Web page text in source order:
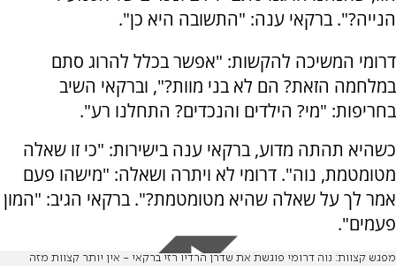
הנייה?". ברקאי ענה: "התשובה היא כן".
דרומי המשיכה להקשות: "אפשר בכלל להרוג סתם
במלחמה הזאת? הם לא בני מוות?", וברקאי השיב
בחריפות: "מי? הילדים והנכדים? התחלנו רע".
כשהיא תהתה מדוע, ברקאי ענה בישירות: "כי זו שאלה
מטומטמת, נוה". דרומי לא ויתרה ושאלה: "מישהו פעם
אמר לך על שאלה שהיא מטומטמת?". ברקאי הגיב: "המון
פעמים".
מפגש קצוות: נוה דרומי פוגשת את שדרן הרדיו רזי ברקאי - אין יותר קצוות מזה